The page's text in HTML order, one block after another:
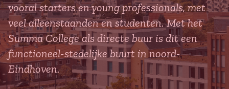
vooral starters en young professionals, met
veel alleenstaanden en studenten. Met het
Summa College als directe buur is dit een
functioneel-stedelijke buurt in noord-
Eindhoven.